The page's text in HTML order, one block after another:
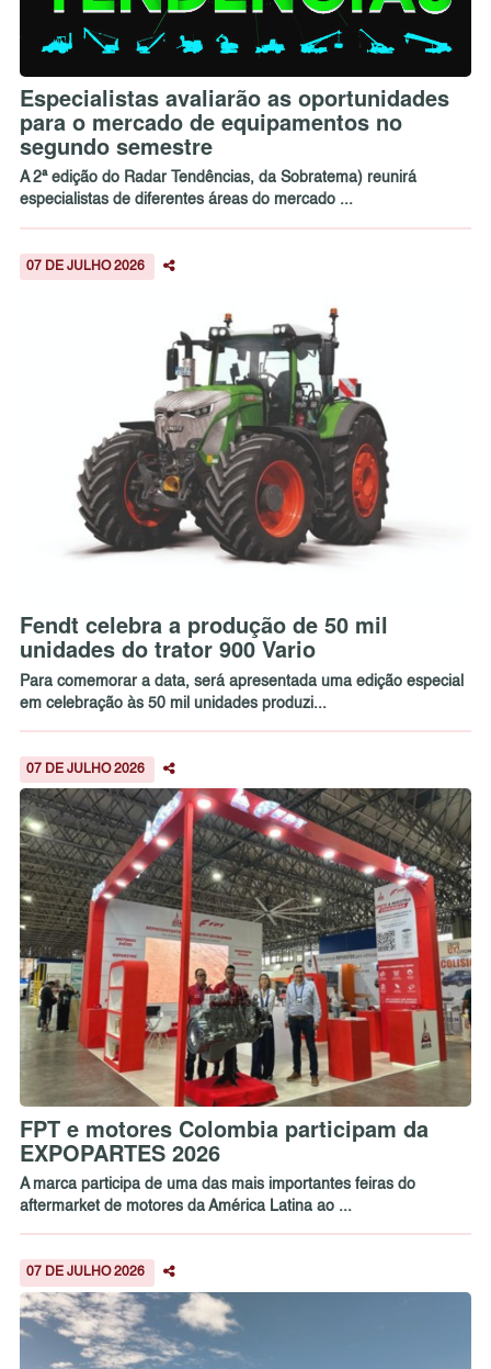
Especialistas avaliarão as oportunidades
para o mercado de equipamentos no
segundo semestre
A 2ª edição do Radar Tendências, da Sobratema) reunirá
especialistas de diferentes áreas do mercado ...
07 DE JULHO 2026
Fendt celebra a produção de 50 mil
unidades do trator 900 Vario
Para comemorar a data, será apresentada uma edição especial
em celebração às 50 mil unidades produzi...
07 DE JULHO 2026
FPT e motores Colombia participam da
EXPOPARTES 2026
A marca participa de uma das mais importantes feiras do
aftermarket de motores da América Latina ao ...
07 DE JULHO 2026